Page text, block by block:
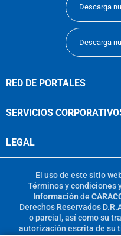
Descarga
Descarga
RED DE PORTALES
SERVICIOS
LEGAL
El uso de este sitio
Términos y condiciones
Información de
Derechos Reservados
o parcial, así como su
autorización escrita de su